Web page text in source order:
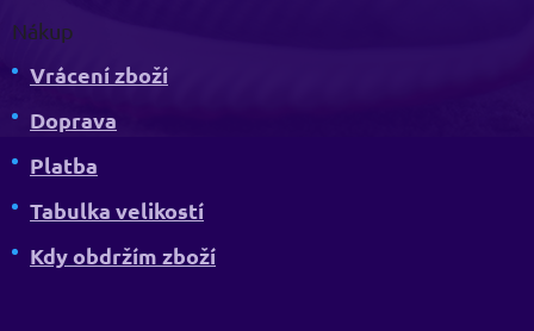
Nákup
Vrácení zboží
Doprava
Platba
Tabulka velikostí
Kdy obdržím zboží